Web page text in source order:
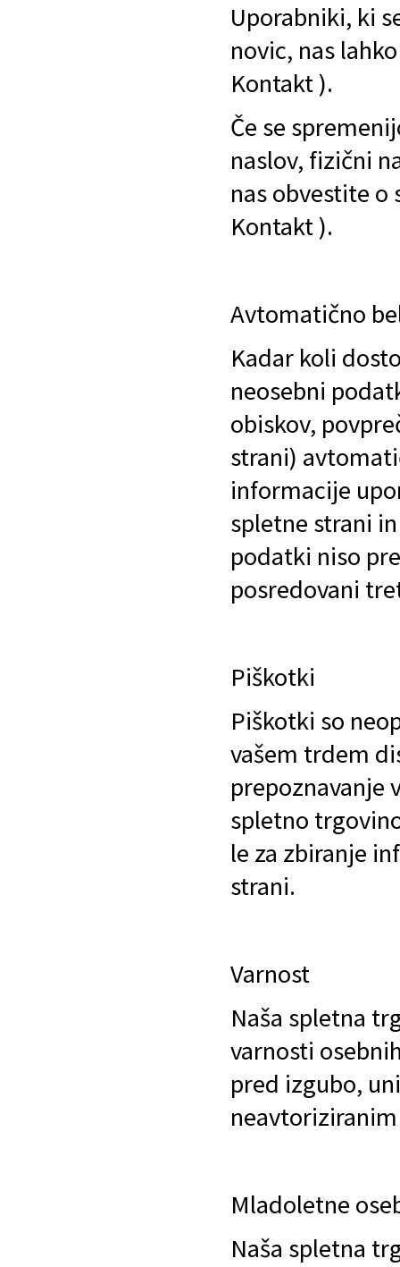
Uporabniki, ki
novic, nas
Kontakt ).
Če se
naslov, fizični
nas obvestite
Kontakt ).
Avtomatično
Kadar koli
neosebni
obiskov,
strani)
informacije
spletne strani
podatki niso
posredovani
Piškotki
Piškotki so
vašem trdem
prepoznavanje
spletno
le za zbiranje
strani.
Varnost
Naša spletna
varnosti
pred izgubo,
Mladoletne
Naša spletna